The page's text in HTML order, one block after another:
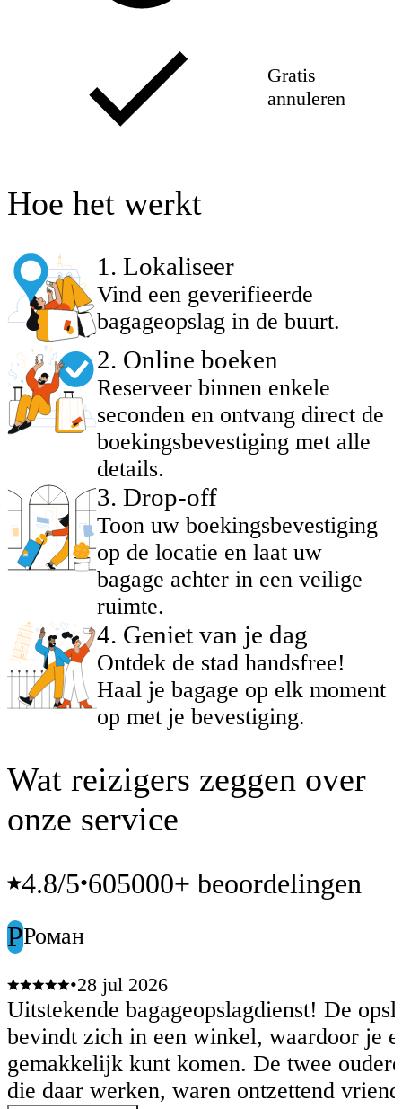
Gratis
annuleren
Hoe het werkt
1 . Lokaliseer
Vind een geverifieerde
bagageopslag in de buurt.
2. Online boeken
Reserveer binnen enkele
seconden en ontvang direct de
boekingsbevestiging met alle
details.
3. Drop-off
Toon uw boekingsbevestiging
op de locatie en laat uw
bagage achter in een veilige
ruimte.
4. Geniet van je dag
Ontdek de stad handsfree!
Haal je bagage op elk moment
op met je bevestiging.
Wat reizigers zeggen over
onze service
4.8/5•605000+ beoordelingen
РРоман
•28 jul 2026
Uitstekende bagageopslagdienst! De
bevindt zich in een winkel, waardoor je
gemakkelijk kunt komen. De twee
die daar werken, waren ontzettend